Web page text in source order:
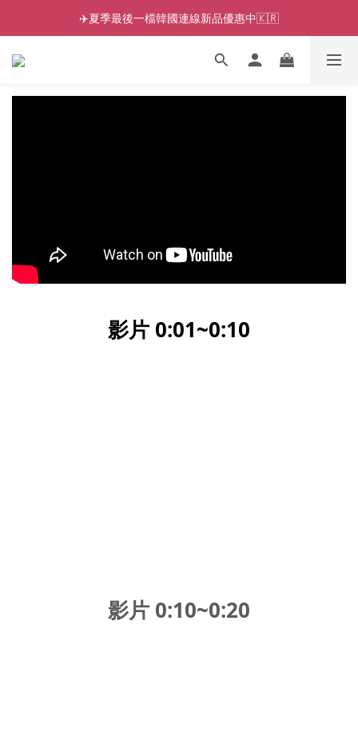
✈️夏季最後一檔韓國連線新品優惠中🇰🇷
影片 0:01~0:10
影片 0:10~0:20